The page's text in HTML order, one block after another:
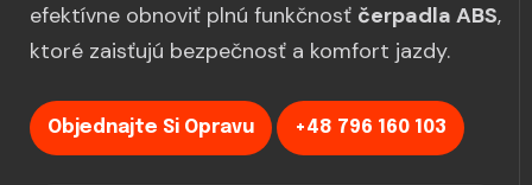
efektívne obnoviť plnú funkčnosť čerpadla ABS,
ktoré zaisťujú bezpečnosť a komfort jazdy.
Objednajte Si Opravu +48 796 160 103